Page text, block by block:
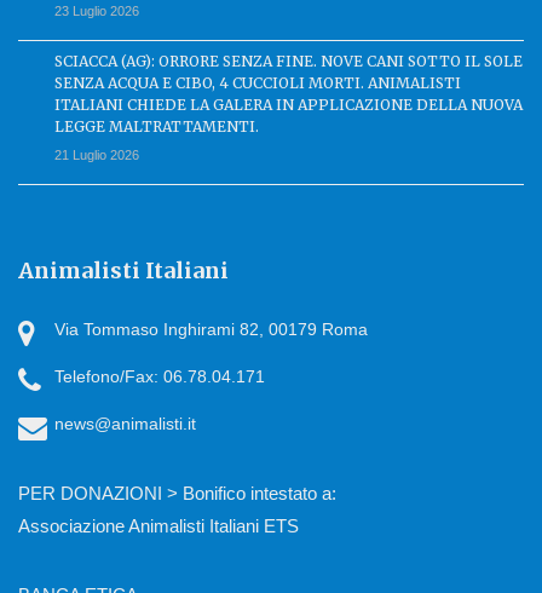
23 Luglio 2026
SCIACCA (AG): ORRORE SENZA FINE. NOVE CANI SOTTO IL SOLE
SENZA ACQUA E CIBO, 4 CUCCIOLI MORTI. ANIMALISTI
ITALIANI CHIEDE LA GALERA IN APPLICAZIONE DELLA NUOVA
LEGGE MALTRATTAMENTI.
21 Luglio 2026
Animalisti Italiani
Via Tommaso Inghirami 82, 00179 Roma
Telefono/Fax: 06.78.04.171
news@animalisti.it
PER DONAZIONI > Bonifico intestato a:
Associazione Animalisti Italiani ETS